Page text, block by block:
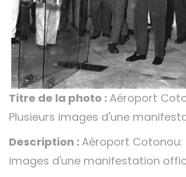
Titre de la photo : Aéroport
Plusieurs images d'une
Description : Aéroport Cotonou:
images d'une manifestation